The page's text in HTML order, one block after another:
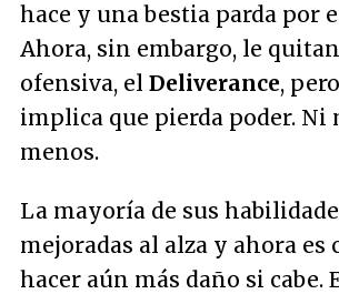
hace y una bestia parda por
Ahora, sin embargo, le
ofensiva, el Deliverance,
implica que pierda poder. Ni
menos.
La mayoría de sus
mejoradas al alza y ahora es
hacer aún más daño si cabe.